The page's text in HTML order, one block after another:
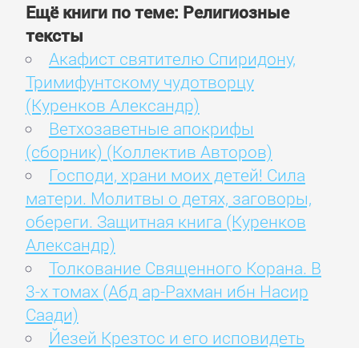
Ещё книги по теме: Религиозные
тексты
Акафист святителю Спиридону,
Тримифунтскому чудотворцу
(Куренков Александр)
Ветхозаветные апокрифы
(сборник) (Коллектив Авторов)
Господи, храни моих детей! Сила
матери. Молитвы о детях, заговоры,
обереги. Защитная книга (Куренков
Александр)
Толкование Священного Корана. В
3-х томах (Абд ар-Рахман ибн Насир
Саади)
Йезей Крезтос и его исповидеть